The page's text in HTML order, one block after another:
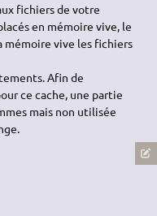
fichiers de votre
en mémoire vive, le
mémoire vive les fichiers
Afin de
ce cache, une partie
mais non utilisée